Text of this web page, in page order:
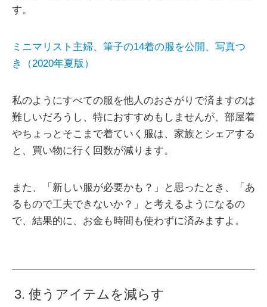
す。
ミニマリスト主婦、筆子の14着の服を公開、写真つ
き（2020年夏版）
私のようにすべての服を他人のおさがりで済ますのは
難しいだろうし、特におすすめもしませんが、部屋着
やちょっとそこまで着ていく服は、家族とシェアする
と、買い物に行く回数が減ります。
また、「新しい服が必要かも？」と思ったとき、「あ
るもので工夫できないか？」と考えるようになるの
で、結果的に、お金も時間も使わずに済みますよ。
3. 使うアイテムを減らす